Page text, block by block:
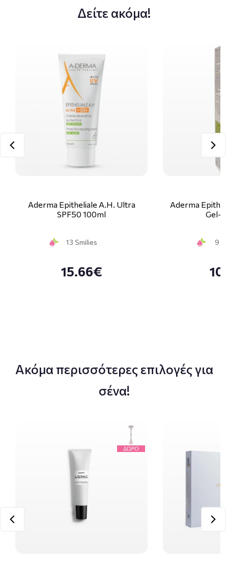
Δείτε ακόμα!
Aderma Epitheliale A.H. Ultra
SPF50 100ml
13 Smilies
15.66€
Aderma
Gel-
9
Ακόμα περισσότερες επιλογές για
σένα!